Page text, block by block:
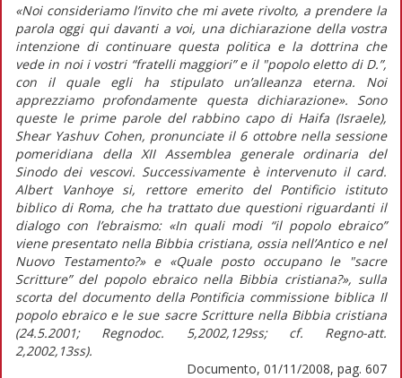
«Noi consideriamo l’invito che mi avete rivolto, a prendere la
parola oggi qui davanti a voi, una dichiarazione della vostra
intenzione di continuare questa politica e la dottrina che
vede in noi i vostri “fratelli maggiori” e il "popolo eletto di D.”,
con il quale egli ha stipulato un’alleanza eterna. Noi
apprezziamo profondamente questa dichiarazione». Sono
queste le prime parole del rabbino capo di Haifa (Israele),
Shear Yashuv Cohen, pronunciate il 6 ottobre nella sessione
pomeridiana della XII Assemblea generale ordinaria del
Sinodo dei vescovi. Successivamente è intervenuto il card.
Albert Vanhoye si, rettore emerito del Pontificio istituto
biblico di Roma, che ha trattato due questioni riguardanti il
dialogo con l’ebraismo: «In quali modi “il popolo ebraico”
viene presentato nella Bibbia cristiana, ossia nell’Antico e nel
Nuovo Testamento?» e «Quale posto occupano le "sacre
Scritture” del popolo ebraico nella Bibbia cristiana?», sulla
scorta del documento della Pontificia commissione biblica Il
popolo ebraico e le sue sacre Scritture nella Bibbia cristiana
(24.5.2001; Regnodoc. 5,2002,129ss; cf. Regno-att.
2,2002,13ss).
Documento, 01/11/2008, pag. 607